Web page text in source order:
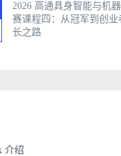
2026 高通具身智能与机
赛课程四：从冠军到创
长之路
介绍